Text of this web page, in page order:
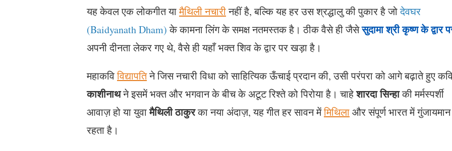
यह केवल एक लोकगीत यामैथिली नचारीनहीं है, बल्कि यह हर उस श्रद्धालु की पुकार है जोदेवघर
(Baidyanath Dham)के कामना लिंग के समक्ष नतमस्तक है। ठीक वैसे ही जैसेसुदामा श्री कृष्ण के द्वार
अपनी दीनता लेकर गए थे, वैसे ही यहाँ भक्त शिव के द्वार पर खड़ा है।
महाकविविद्यापतिने जिस नचारी विधा को साहित्यिक ऊँचाई प्रदान की, उसी परंपरा को आगे बढ़ाते हुए
काशीनाथने इसमें भक्त और भगवान के बीच के अटूट रिश्ते को पिरोया है। चाहेशारदा सिन्हाकी मर्मस्पर्शी
आवाज़ हो या युवामैथिली ठाकुरका नया अंदाज़, यह गीत हर सावन मेंमिथिलाऔर संपूर्ण भारत में गुंजायमान
रहता है।